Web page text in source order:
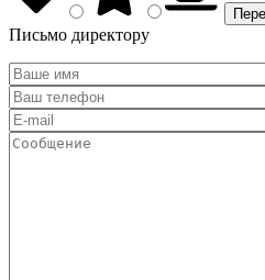
Письмо директору